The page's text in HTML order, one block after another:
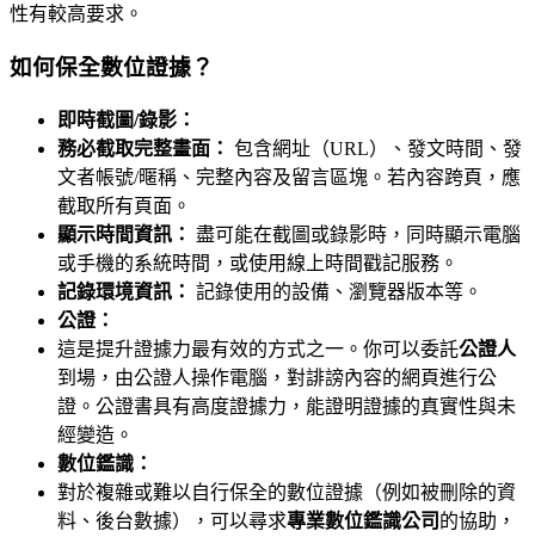
性有較高要求。
如何保全數位證據？
即時截圖/錄影：
務必截取完整畫面： 包含網址（URL）、發文時間、發
文者帳號/暱稱、完整內容及留言區塊。若內容跨頁，應
截取所有頁面。
顯示時間資訊： 盡可能在截圖或錄影時，同時顯示電腦
或手機的系統時間，或使用線上時間戳記服務。
記錄環境資訊： 記錄使用的設備、瀏覽器版本等。
公證：
這是提升證據力最有效的方式之一。你可以委託公證人
到場，由公證人操作電腦，對誹謗內容的網頁進行公
證。公證書具有高度證據力，能證明證據的真實性與未
經變造。
數位鑑識：
對於複雜或難以自行保全的數位證據（例如被刪除的資
料、後台數據），可以尋求專業數位鑑識公司 的協助，